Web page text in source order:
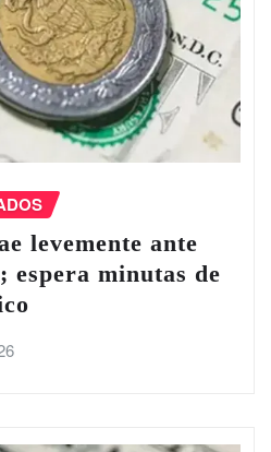
levemente ante
espera minutas de